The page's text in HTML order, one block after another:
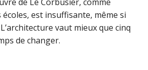
de Le Corbusier, comme
est insuffisante, même si
vaut mieux que cinq
de changer.